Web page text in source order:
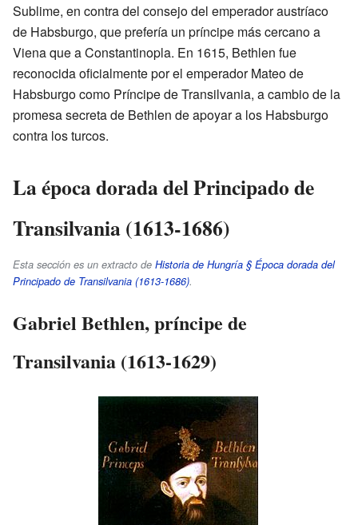
Sublime, en contra del consejo del emperador austríaco
de Habsburgo, que prefería un príncipe más cercano a
Viena que a Constantinopla. En 1615, Bethlen fue
reconocida oficialmente por el emperador Mateo de
Habsburgo como Príncipe de Transilvania, a cambio de la
promesa secreta de Bethlen de apoyar a los Habsburgo
contra los turcos.
La época dorada del Principado de
Transilvania (1613-1686)
Esta sección es un extracto de Historia de Hungría § Época dorada del
Principado de Transilvania (1613-1686).
Gabriel Bethlen, príncipe de
Transilvania (1613-1629)